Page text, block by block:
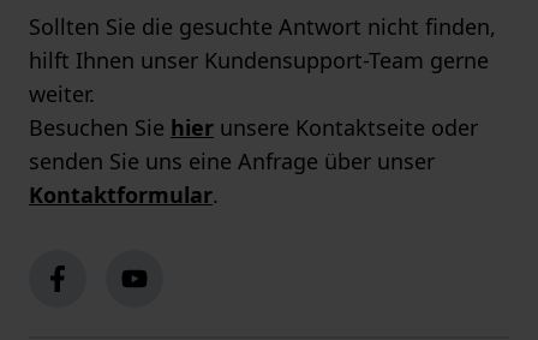
Sollten Sie die gesuchte Antwort nicht finden,
hilft Ihnen unser Kundensupport-Team gerne
weiter.
Besuchen Sie hier unsere Kontaktseite oder
senden Sie uns eine Anfrage über unser
Kontaktformular.